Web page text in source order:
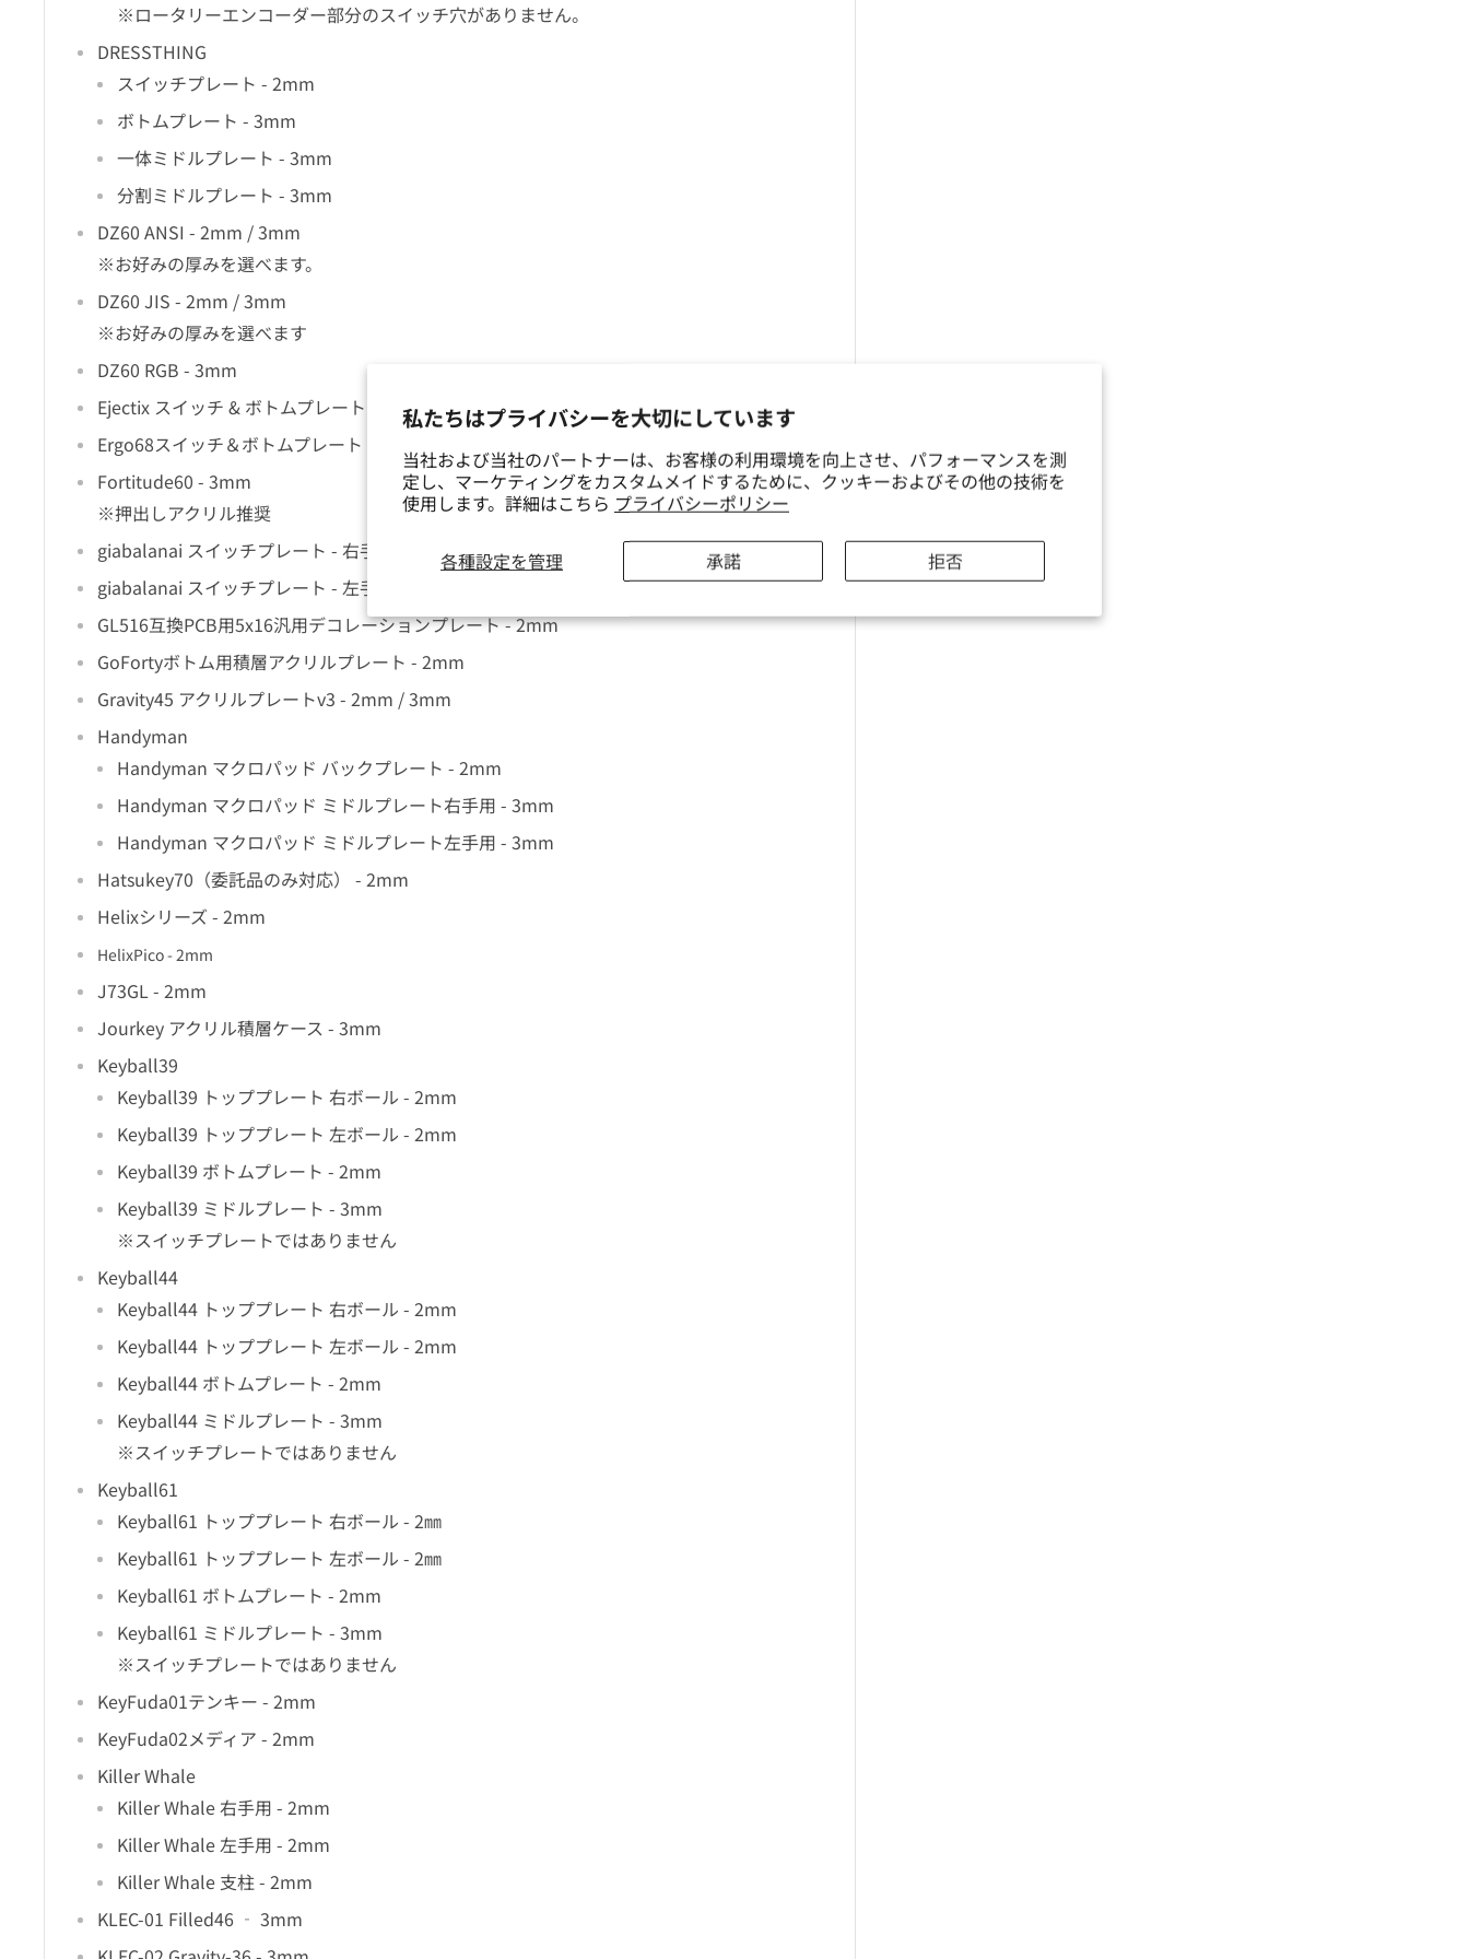
私たちはプライバシーを大切にしています
当社および当社のパートナーは、お客様の利用環境を向上させ、パフォーマンスを測
定し、マーケティングをカスタムメイドするために、クッキーおよびその他の技術を
使用します。詳細はこちら プライバシーポリシー
各種設定を管理 承諾 拒否
※ロータリーエンコーダー部分のスイッチ穴がありません。
DRESSTHING
スイッチプレート - 2mm
ボトムプレート - 3mm
一体ミドルプレート - 3mm
分割ミドルプレート - 3mm
DZ60 ANSI - 2mm / 3mm
※お好みの厚みを選べます。
DZ60 JIS - 2mm / 3mm
※お好みの厚みを選べます
DZ60 RGB - 3mm
Ejectix スイッチ & ボトムプレート - 3mm
Ergo68スイッチ＆ボトムプレート - 2mm
Fortitude60 - 3mm
※押出しアクリル推奨
giabalanai スイッチプレート - 右手 - 3mm
giabalanai スイッチプレート - 左手 - 3mm
GL516互換PCB用5x16汎用デコレーションプレート - 2mm
GoFortyボトム用積層アクリルプレート - 2mm
Gravity45 アクリルプレートv3 - 2mm / 3mm
Handyman
Handyman マクロパッド バックプレート - 2mm
Handyman マクロパッド ミドルプレート右手用 - 3mm
Handyman マクロパッド ミドルプレート左手用 - 3mm
Hatsukey70（委託品のみ対応） - 2mm
Helixシリーズ - 2mm
HelixPico - 2mm
J73GL - 2mm
Jourkey アクリル積層ケース - 3mm
Keyball39
Keyball39 トッププレート 右ボール - 2mm
Keyball39 トッププレート 左ボール - 2mm
Keyball39 ボトムプレート - 2mm
Keyball39 ミドルプレート - 3mm
※スイッチプレートではありません
Keyball44
Keyball44 トッププレート 右ボール - 2mm
Keyball44 トッププレート 左ボール - 2mm
Keyball44 ボトムプレート - 2mm
Keyball44 ミドルプレート - 3mm
※スイッチプレートではありません
Keyball61
Keyball61 トッププレート 右ボール - 2㎜
Keyball61 トッププレート 左ボール - 2㎜
Keyball61 ボトムプレート - 2mm
Keyball61 ミドルプレート - 3mm
※スイッチプレートではありません
KeyFuda01テンキー - 2mm
KeyFuda02メディア - 2mm
Killer Whale
Killer Whale 右手用 - 2mm
Killer Whale 左手用 - 2mm
Killer Whale 支柱 - 2mm
KLEC-01 Filled46 ‐ 3mm